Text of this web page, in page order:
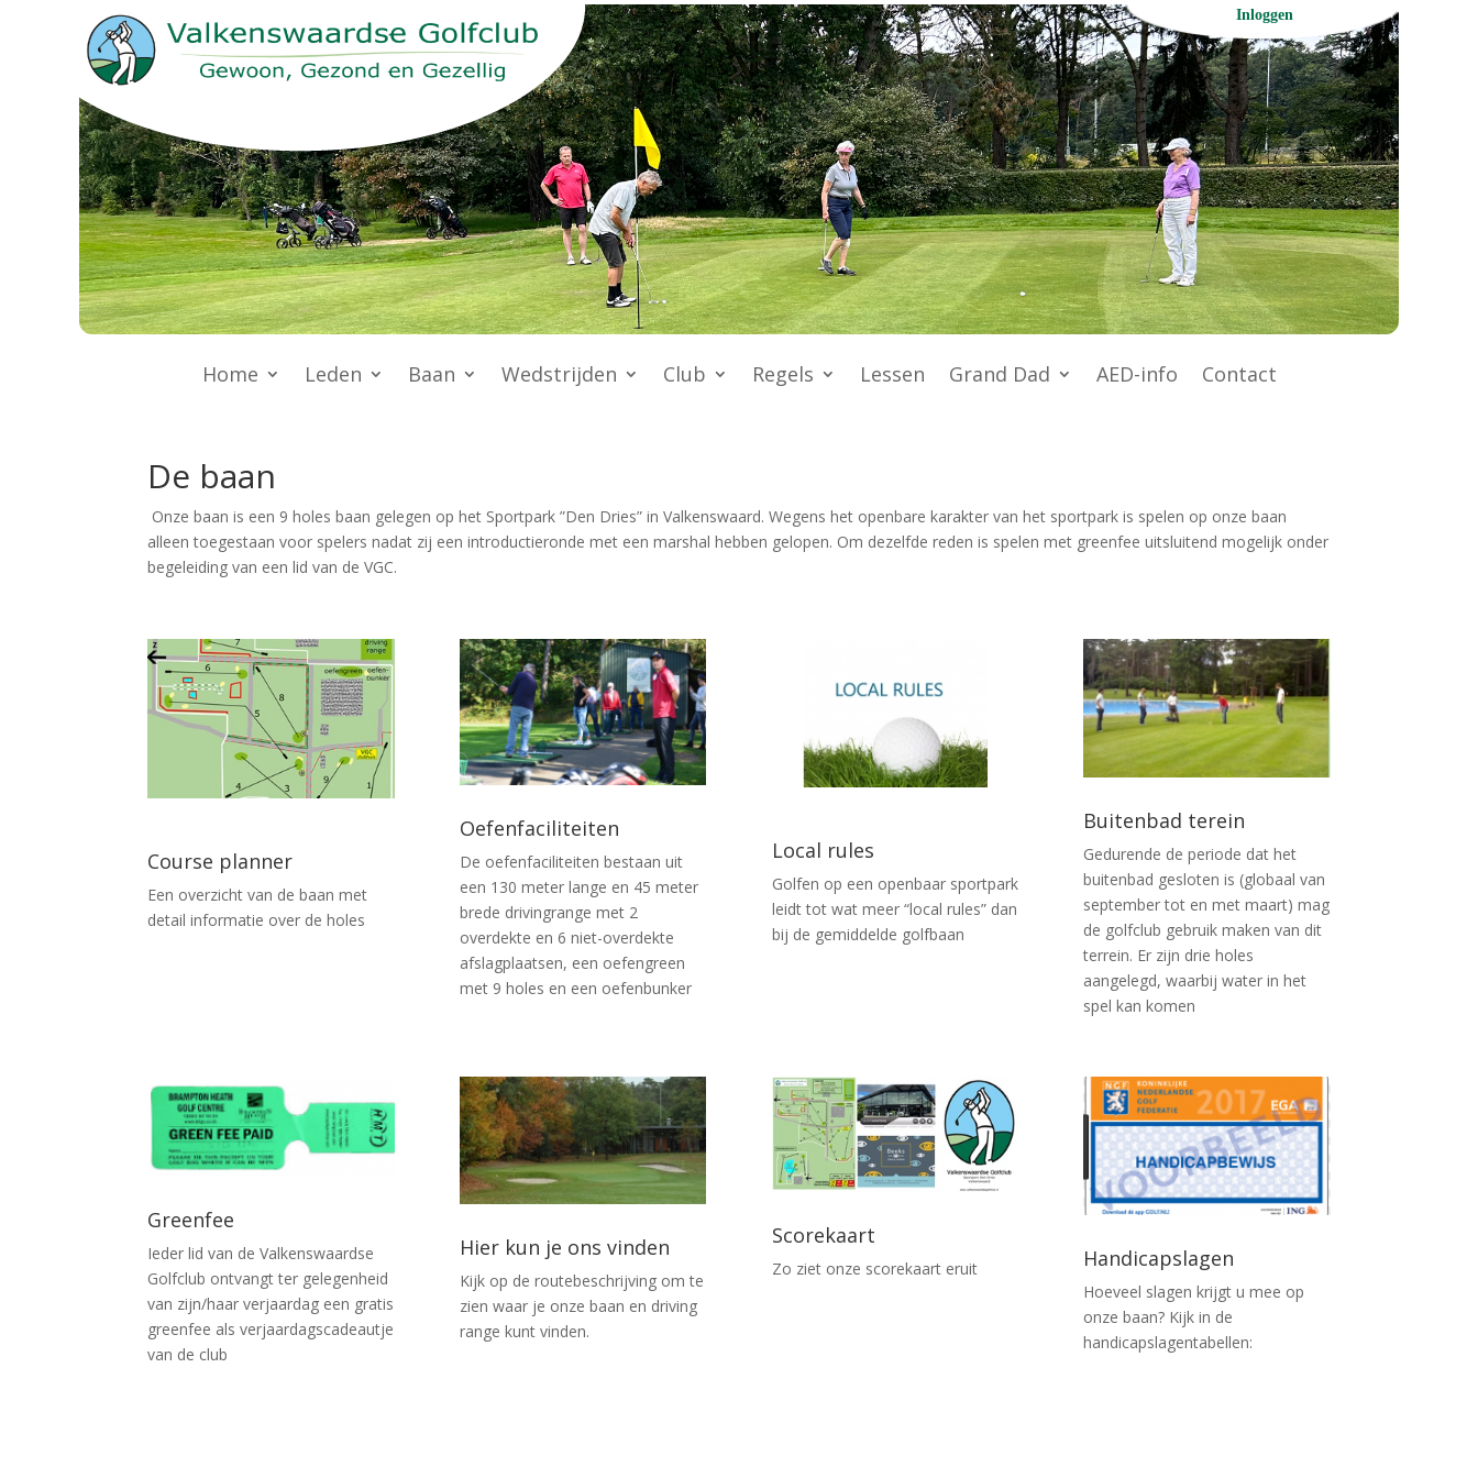
Inloggen
Home Leden Baan Wedstrijden Club Regels Lessen Grand Dad AED-info Contact
De baan
Onze baan is een 9 holes baan gelegen op het Sportpark ”Den Dries” in Valkenswaard. Wegens het openbare karakter van het sportpark is spelen op onze baan
alleen toegestaan voor spelers nadat zij een introductieronde met een marshal hebben gelopen. Om dezelfde reden is spelen met greenfee uitsluitend mogelijk onder
begeleiding van een lid van de VGC.
Course planner
Een overzicht van de baan met
detail informatie over de holes
Oefenfaciliteiten
De oefenfaciliteiten bestaan uit
een 130 meter lange en 45 meter
brede drivingrange met 2
overdekte en 6 niet-overdekte
afslagplaatsen, een oefengreen
met 9 holes en een oefenbunker
Local rules
Golfen op een openbaar sportpark
leidt tot wat meer “local rules” dan
bij de gemiddelde golfbaan
Buitenbad terein
Gedurende de periode dat het
buitenbad gesloten is (globaal van
september tot en met maart) mag
de golfclub gebruik maken van dit
terrein. Er zijn drie holes
aangelegd, waarbij water in het
spel kan komen
Greenfee
Ieder lid van de Valkenswaardse
Golfclub ontvangt ter gelegenheid
van zijn/haar verjaardag een gratis
greenfee als verjaardagscadeautje
van de club
Hier kun je ons vinden
Kijk op de routebeschrijving om te
zien waar je onze baan en driving
range kunt vinden.
Scorekaart
Zo ziet onze scorekaart eruit Handicapslagen
Hoeveel slagen krijgt u mee op
onze baan? Kijk in de
handicapslagentabellen: